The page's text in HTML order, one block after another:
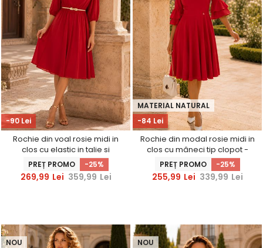
-90 Lei
Rochie din voal rosie midi in
clos cu elastic in talie si
decolteu cazut- StarShinerS
PREȚ PROMO -25%
269,99 Lei 359,99 Lei
-84 Lei
MATERIAL NATURAL
Rochie din modal rosie midi in
clos cu mâneci tip clopot -
StarShinerS
PREȚ PROMO -25%
255,99 Lei 339,99 Lei
NOU NOU